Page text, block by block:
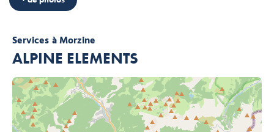
Servicesà Morzine
ALPINE ELEMENTS